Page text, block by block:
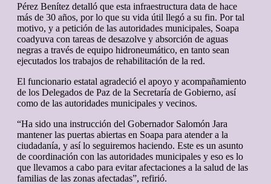
Pérez Benítez detalló que esta infraestructura data de hace
más de 30 años, por lo que su vida útil llegó a su fin. Por tal
motivo, y a petición de las autoridades municipales, Soapa
coadyuva con tareas de desazolve y absorción de aguas
negras a través de equipo hidroneumático, en tanto sean
ejecutados los trabajos de rehabilitación de la red.
El funcionario estatal agradeció el apoyo y acompañamiento
de los Delegados de Paz de la Secretaría de Gobierno, así
como de las autoridades municipales y vecinos.
“Ha sido una instrucción del Gobernador Salomón Jara
mantener las puertas abiertas en Soapa para atender a la
ciudadanía, y así lo seguiremos haciendo. Este es un asunto
de coordinación con las autoridades municipales y eso es lo
que llevamos a cabo para evitar afectaciones a la salud de las
familias de las zonas afectadas”, refirió.